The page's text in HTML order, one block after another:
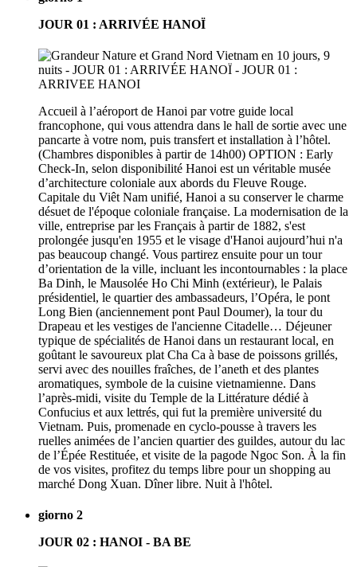
JOUR 01 : ARRIVÉE HANOÏ
Accueil à l’aéroport de Hanoi par votre guide local
francophone, qui vous attendra dans le hall de sortie avec une
pancarte à votre nom, puis transfert et installation à l’hôtel.
(Chambres disponibles à partir de 14h00) OPTION : Early
Check-In, selon disponibilité Hanoi est un véritable musée
d’architecture coloniale aux abords du Fleuve Rouge.
Capitale du Viêt Nam unifié, Hanoi a su conserver le charme
désuet de l'époque coloniale française. La modernisation de la
ville, entreprise par les Français à partir de 1882, s'est
prolongée jusqu'en 1955 et le visage d'Hanoi aujourd’hui n'a
pas beaucoup changé. Vous partirez ensuite pour un tour
d’orientation de la ville, incluant les incontournables : la place
Ba Dinh, le Mausolée Ho Chi Minh (extérieur), le Palais
présidentiel, le quartier des ambassadeurs, l’Opéra, le pont
Long Bien (anciennement pont Paul Doumer), la tour du
Drapeau et les vestiges de l'ancienne Citadelle… Déjeuner
typique de spécialités de Hanoi dans un restaurant local, en
goûtant le savoureux plat Cha Ca à base de poissons grillés,
servi avec des nouilles fraîches, de l’aneth et des plantes
aromatiques, symbole de la cuisine vietnamienne. Dans
l’après-midi, visite du Temple de la Littérature dédié à
Confucius et aux lettrés, qui fut la première université du
Vietnam. Puis, promenade en cyclo-pousse à travers les
ruelles animées de l’ancien quartier des guildes, autour du lac
de l’Épée Restituée, et visite de la pagode Ngoc Son. À la fin
de vos visites, profitez du temps libre pour un shopping au
marché Dong Xuan. Dîner libre. Nuit à l'hôtel.
giorno 2
JOUR 02 : HANOI - BA BE